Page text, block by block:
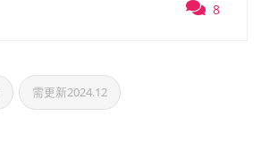
8
需更新2024.12